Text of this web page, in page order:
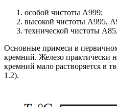
особой чистоты А999;
высокой чистоты А995,
технической чистоты
Основные примеси в
кремний. Железо практически
кремний мало растворяется в
1.2).